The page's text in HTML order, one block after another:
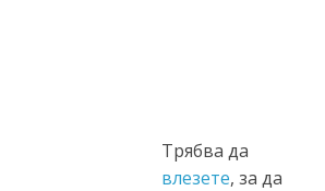
Трябва да
влезете, за да